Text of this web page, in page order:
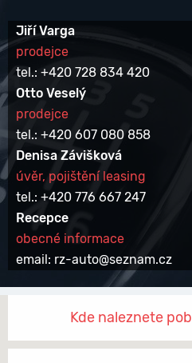
Jiří Varga
prodejce
tel.: +420 728 834 420
Otto Veselý
prodejce
tel.: +420 607 080 858
Denisa Závišková
úvěr, pojištění leasing
tel.: +420 776 667 247
Recepce
obecné informace
email: rz-auto@seznam.cz
Kde naleznete